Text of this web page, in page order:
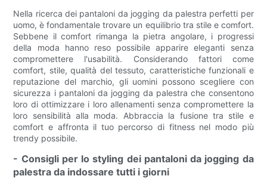
Nella ricerca dei pantaloni da jogging da palestra perfetti per
uomo, è fondamentale trovare un equilibrio tra stile e comfort.
Sebbene il comfort rimanga la pietra angolare, i progressi
della moda hanno reso possibile apparire eleganti senza
compromettere l'usabilità. Considerando fattori come
comfort, stile, qualità del tessuto, caratteristiche funzionali e
reputazione del marchio, gli uomini possono scegliere con
sicurezza i pantaloni da jogging da palestra che consentono
loro di ottimizzare i loro allenamenti senza compromettere la
loro sensibilità alla moda. Abbraccia la fusione tra stile e
comfort e affronta il tuo percorso di fitness nel modo più
trendy possibile.
- Consigli per lo styling dei pantaloni da jogging da
palestra da indossare tutti i giorni